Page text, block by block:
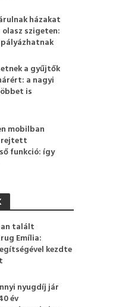
házakat
szigeten:
a gyűjtők
a nagyi
is
mobilban
rejtett
funkció: így
talált
Emília:
kezdte
nyugdíj jár
év